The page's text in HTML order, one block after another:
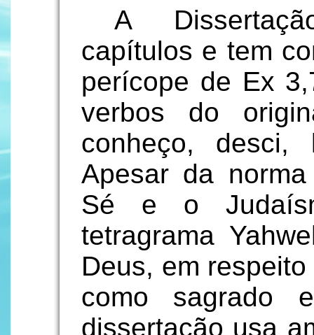
A
capítulos e tem
perícope de Ex
verbos do
conheço,
Apesar da
Sé e o
tetragrama
Deus, em
como sagrado
dissertação usa